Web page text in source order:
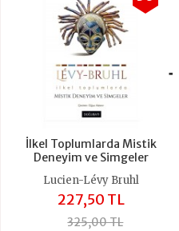
İlkel Toplumlarda Mistik
Deneyim ve Simgeler
Lucien-Lévy Bruhl
227,50 TL
325,00 TL
+